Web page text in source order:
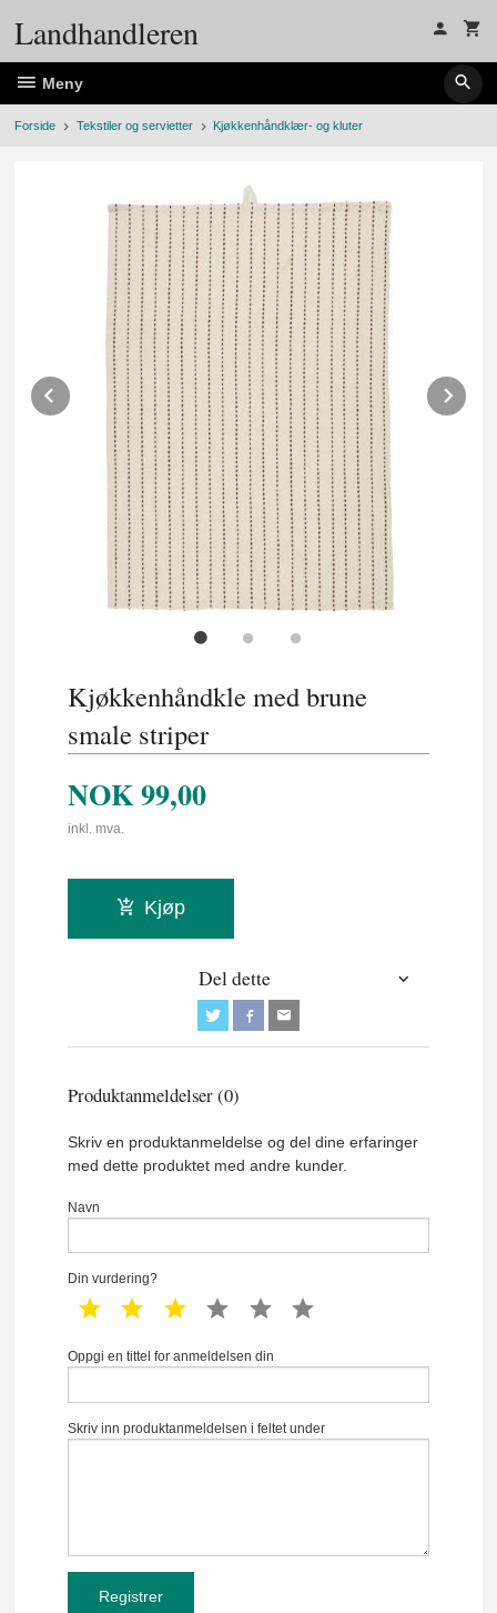
Landhandleren
Meny
Forside Tekstiler og servietter Kjøkkenhåndklær- og kluter
Prev
Kjøkkenhåndkle med brune
smale striper
NOK99,00
inkl. mva.
Kjøp
Del dette
Produktanmeldelser (0)
Skriv en produktanmeldelse og del dine erfaringer
med dette produktet med andre kunder.
Navn
Din vurdering?
1 star 2 star 3 star 4 star 5 star
Oppgi en tittel for anmeldelsen din
Skriv inn produktanmeldelsen i feltet under